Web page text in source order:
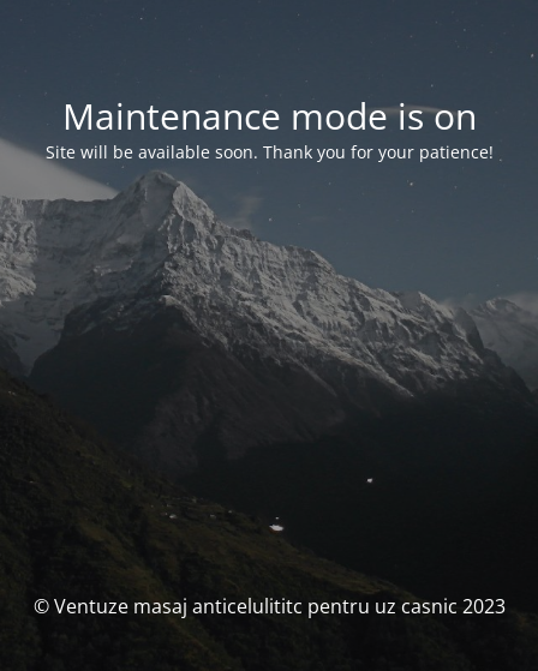
Maintenance mode is on
Site will be available soon. Thank you for your patience!
© Ventuze masaj anticelulititc pentru uz casnic 2023